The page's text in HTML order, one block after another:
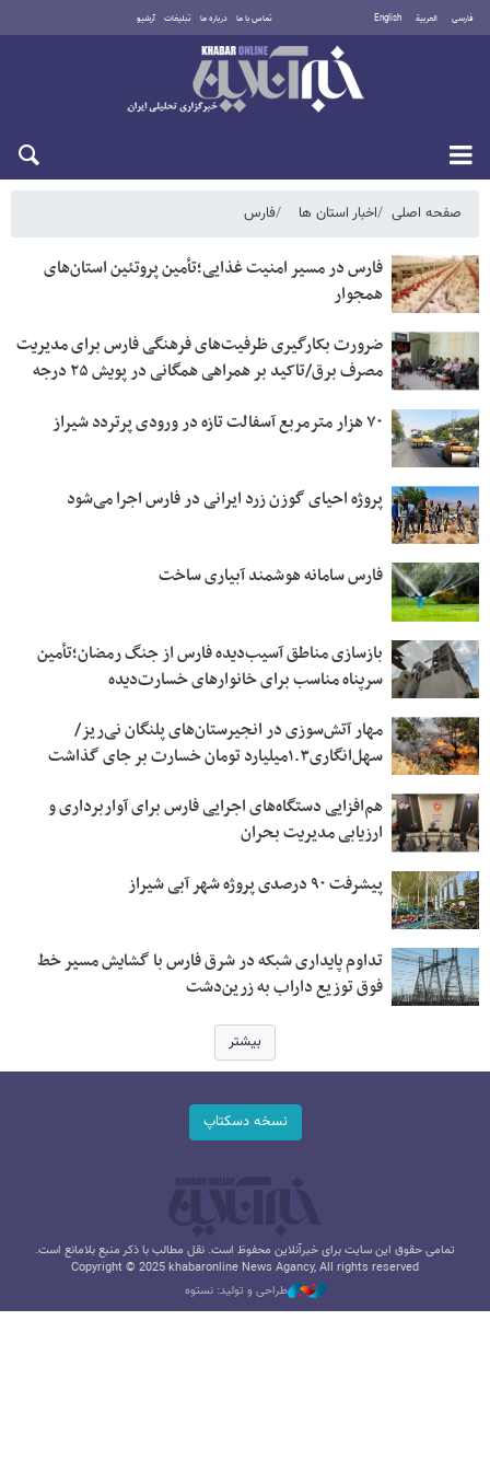
فارسی العربية English تماس با ما درباره ما تبلیغات آرشیو
جمعه ۱۶ مرداد ۱۴۰۵
صفحه اصلی اخبار استان ها فارس
فارس در مسیر امنیت غذایی؛تأمین‌ پروتئین استان‌های
همجوار
ضرورت بکارگیری ظرفیت‌های فرهنگی فارس برای مدیریت
مصرف برق/تاکید بر همراهی همگانی در پویش ۲۵ درجه
۷۰ هزار مترمربع آسفالت تازه در ورودی پرتردد شیراز
پروژه احیای گوزن زرد ایرانی در فارس اجرا می‌شود
فارس سامانه هوشمند آبیاری ساخت
بازسازی مناطق آسیب‌دیده فارس از جنگ رمضان؛تأمین
سرپناه مناسب برای خانوارهای خسارت‌دیده
مهار آتش‌سوزی در انجیرستان‌های پلنگان نی‌ریز/
سهل‌انگاری۱.۳میلیارد تومان خسارت بر جای گذاشت
هم‌افزایی دستگاه‌های اجرایی فارس برای آواربرداری و
ارزیابی مدیریت بحران
پیشرفت ۹۰ درصدی پروژه شهر آبی شیراز
تداوم پایداری شبکه در شرق فارس با گشایش مسیر خط
فوق توزیع داراب به زرین‌دشت
بیشتر
نسخه دسکتاپ
تمامی حقوق این سایت برای خبرآنلاین محفوظ است. نقل مطالب با ذکر منبع بلامانع است.
Copyright © 2025 khabaronline News Agancy, All rights reserved
طراحی و تولید: نستوه